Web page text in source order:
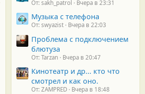
От: sakh_patrol Вчера в 23:31
Музыка с телефона
От: swyazist Вчера в 22:03
Проблема с подключением
блютуза
От: Tarzan Вчера в 20:47
Кинотеатр и др... кто что
смотрел и как оно.
От: ZAMPRED Вчера в 18:48